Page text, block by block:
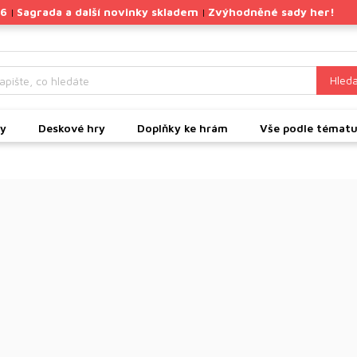
| Sagrada a další novinky skladem | Zvýhodněné sady her!
Deskové hry Doplňky ke hrám Vše podle tématu